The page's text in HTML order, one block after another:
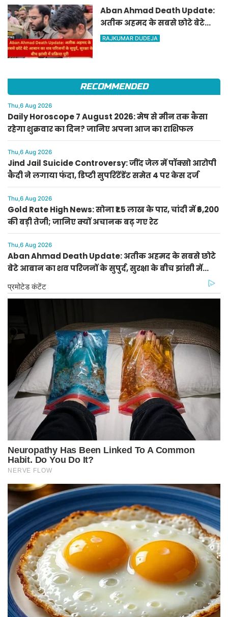
Aban Ahmad Death Update:
अतीक अहमद के सबसे छोटे बेटे
आबान का शव परिजनों के सुपुर्द,
RAJKUMAR DUDEJA
RECOMMENDED
Thu,6 Aug 2026
Daily Horoscope 7 August 2026: मेष से मीन तक कैसा
रहेगा शुक्रवार का दिन? जानिए अपना आज का राशिफल
Thu,6 Aug 2026
Jind Jail Suicide Controversy: जींद जेल में पॉक्सो आरोपी
कैदी ने लगाया फंदा, डिप्टी सुपरिंटेंडेंट समेत 4 पर केस दर्ज
Thu,6 Aug 2026
Gold Rate High News: सोना ₹1.5 लाख के पार, चांदी में ₹6,200
की बड़ी तेजी; जानिए क्यों अचानक बढ़ गए रेट
Thu,6 Aug 2026
Aban Ahmad Death Update: अतीक अहमद के सबसे छोटे
बेटे आबान का शव परिजनों के सुपुर्द, सुरक्षा के बीच झांसी में
प्रक्रिया पूरी